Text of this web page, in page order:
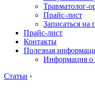
Травматолог-
Прайс-лист
Записаться на
Прайс-лист
Контакты
Полезная
Информация о
Статьи ›